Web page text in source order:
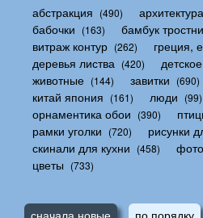
абстракция (490)
бабочки (163) бамбук
витраж контур (262) греция,
деревья листва (420) детское
животные (144) завитки (690)
китай япония (161) люди (99)
орнаментика обои (390)
рамки уголки (720) рисунки
скинали для кухни (458)
цветы (733)
сначала новые по порядку